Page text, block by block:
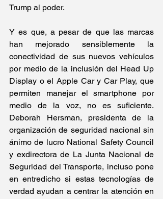
Trump al poder.
Y es que, a pesar de que las marcas
han mejorado sensiblemente la
conectividad de sus nuevos vehículos
por medio de la inclusión del Head Up
Display o el Apple Car y Car Play, que
permiten manejar el smartphone por
medio de la voz, no es suficiente.
Deborah Hersman, presidenta de la
organización de seguridad nacional sin
ánimo de lucro National Safety Council
y exdirectora de La Junta Nacional de
Seguridad del Transporte, incluso pone
en entredicho si estas tecnologías de
verdad ayudan a centrar la atención en